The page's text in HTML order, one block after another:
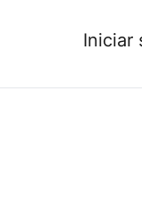
Iniciar